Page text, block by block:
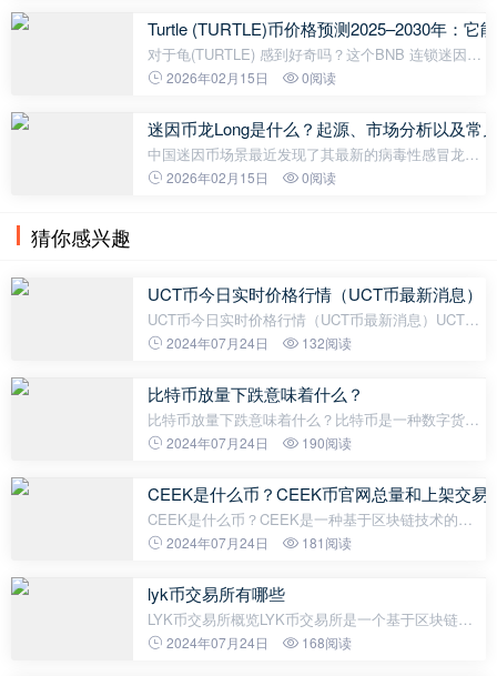
的跨境支付结算和流动性桥梁，加
Turtle (TURTLE)币价格预测2025–2030年：它
对于龟(TURTLE) 感到好奇吗？这个BNB 连锁迷因代
币将可爱的氛围与去中心化金融（DeFi）实用性结
海龟价格预测、2030年的海龟价格预
2026年02月15日 0阅读
迷因币龙Long是什么？起源、市场分析以及常
中国迷因币场景最近发现了其最新的病毒性感冒龙
Long，一个新推出的BNB- 基于的代币在单日交易中
2026年02月15日 0阅读
猜你感兴趣
UCT币今日实时价格行情（UCT币最新消息）
UCT币今日实时价格行情（UCT币最新消息）UCT币
是一种加密货币，它基于区块链技术运作，并以去中
心化的数据存储和交换解决方案，改变传
2024年07月24日 132阅读
比特币放量下跌意味着什么？
比特币放量下跌意味着什么？比特币是一种数字货
币，近年来引起了全球范围内的广泛关注。作为一种
且受到许多因素的影响。比特币的放
2024年07月24日 190阅读
CEEK是什么币？CEEK币官网总量和上架交易
CEEK是什么币？CEEK是一种基于区块链技术的加
密货币，旨在为虚拟现实（VR）和增强现实（AR）
发展的行业，而CEEK币就是在这个背景下应运而
2024年07月24日 181阅读
lyk币交易所有哪些
LYK币交易所概览LYK币交易所是一个基于区块链技
术的数字货币交易平台，它提供多种数字货币的交易
2024年07月24日 168阅读